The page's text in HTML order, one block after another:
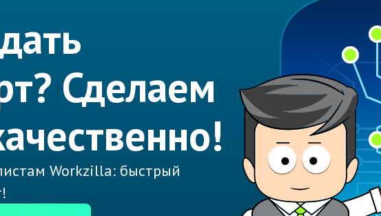
Сделаем
Workzilla: быстрый